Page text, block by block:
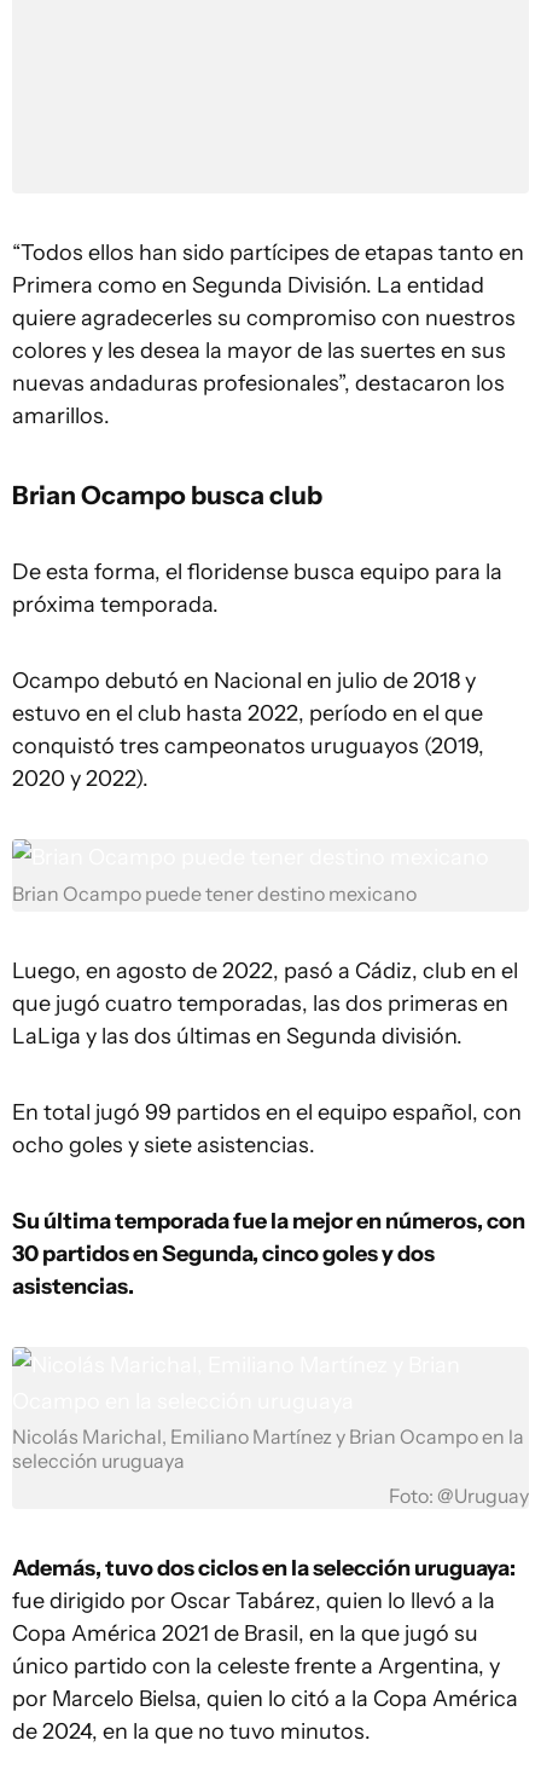
“Todos ellos han sido partícipes de etapas tanto en
Primera como en Segunda División. La entidad
quiere agradecerles su compromiso con nuestros
colores y les desea la mayor de las suertes en sus
nuevas andaduras profesionales”, destacaron los
amarillos.
Brian Ocampo busca club
De esta forma, el floridense busca equipo para la
próxima temporada.
Ocampo debutó en Nacional en julio de 2018 y
estuvo en el club hasta 2022, período en el que
conquistó tres campeonatos uruguayos (2019,
2020 y 2022).
Brian Ocampo puede tener destino mexicano
Luego, en agosto de 2022, pasó a Cádiz, club en el
que jugó cuatro temporadas, las dos primeras en
LaLiga y las dos últimas en Segunda división.
En total jugó 99 partidos en el equipo español, con
ocho goles y siete asistencias.
Su última temporada fue la mejor en números, con
30 partidos en Segunda, cinco goles y dos
asistencias.
Nicolás Marichal, Emiliano Martínez y Brian Ocampo en la
selección uruguaya
Foto: @Uruguay
Además, tuvo dos ciclos en la selección uruguaya:
fue dirigido por Oscar Tabárez, quien lo llevó a la
Copa América 2021 de Brasil, en la que jugó su
único partido con la celeste frente a Argentina, y
por Marcelo Bielsa, quien lo citó a la Copa América
de 2024, en la que no tuvo minutos.